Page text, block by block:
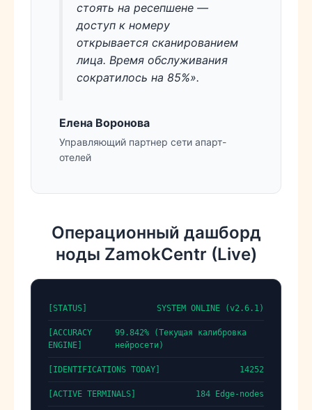
стоять на ресепшене —
доступ к номеру
открывается сканированием
лица. Время обслуживания
сократилось на 85%».
Елена Воронова
Управляющий партнер сети апарт-
отелей
Операционный дашборд
ноды ZamokCentr (Live)
[STATUS] SYSTEM ONLINE (v2.6.1)
[ACCURACY
ENGINE]
99.842% (Текущая калибровка
нейросети)
[IDENTIFICATIONS TODAY] 14252
[ACTIVE TERMINALS] 184 Edge-nodes